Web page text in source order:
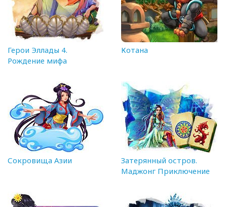
Герои Эллады 4.
Рождение мифа
Котана
Сокровища Азии
Затерянный остров.
Маджонг Приключение